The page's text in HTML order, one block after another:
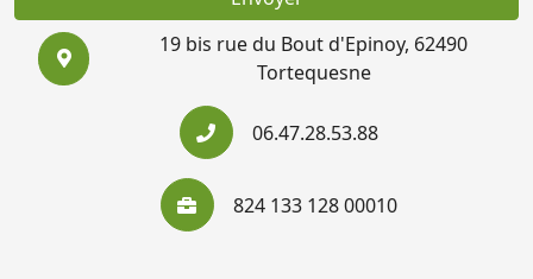
19 bis rue du Bout d'Epinoy, 62490
Tortequesne
06.47.28.53.88
824 133 128 00010